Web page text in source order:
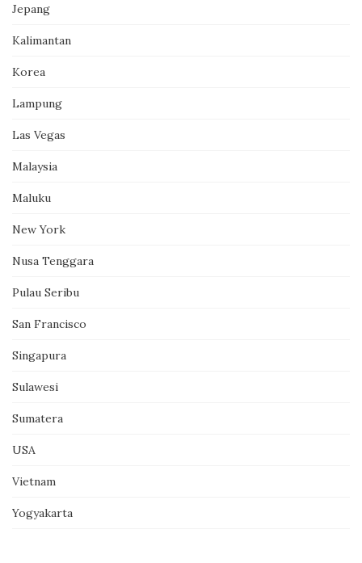
Jepang
Kalimantan
Korea
Lampung
Las Vegas
Malaysia
Maluku
New York
Nusa Tenggara
Pulau Seribu
San Francisco
Singapura
Sulawesi
Sumatera
USA
Vietnam
Yogyakarta